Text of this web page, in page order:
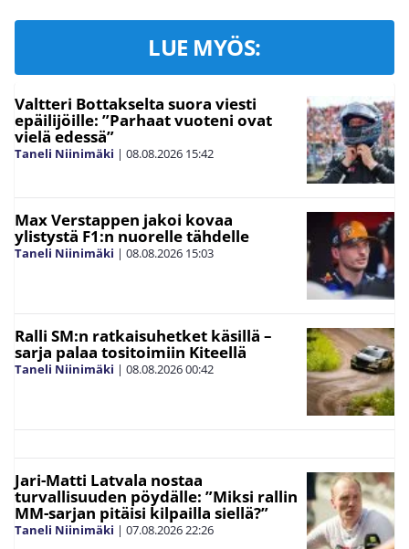
LUE MYÖS:
Valtteri Bottakselta suora viesti
epäilijöille: ”Parhaat vuoteni ovat
vielä edessä”
Taneli Niinimäki | 08.08.2026 15:42
Max Verstappen jakoi kovaa
ylistystä F1:n nuorelle tähdelle
Taneli Niinimäki | 08.08.2026 15:03
Ralli SM:n ratkaisuhetket käsillä –
sarja palaa tositoimiin Kiteellä
Taneli Niinimäki | 08.08.202600:42
Jari-Matti Latvala nostaa
turvallisuuden pöydälle: ”Miksi rallin
MM-sarjan pitäisi kilpailla siellä?”
Taneli Niinimäki | 07.08.202622:26